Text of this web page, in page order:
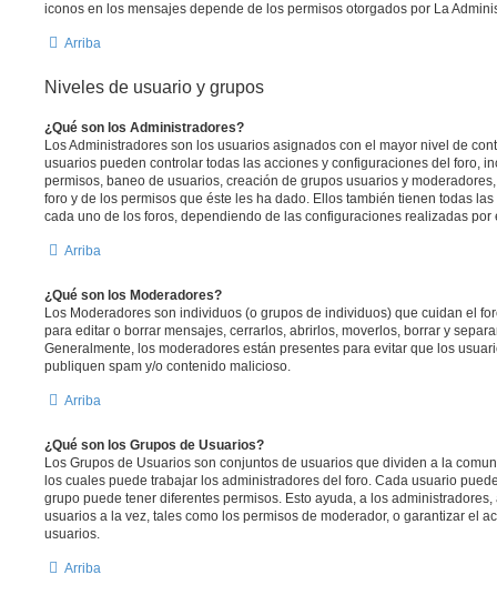
iconos en los mensajes depende de los permisos otorgados por La
Arriba
Niveles de usuario y grupos
¿Qué son los Administradores?
Los Administradores son los usuarios asignados con el mayor nivel de
usuarios pueden controlar todas las acciones y configuraciones del foro,
permisos, baneo de usuarios, creación de grupos usuarios y
foro y de los permisos que éste les ha dado. Ellos también tienen todas
cada uno de los foros, dependiendo de las configuraciones realizadas por
Arriba
¿Qué son los Moderadores?
Los Moderadores son individuos (o grupos de individuos) que cuidan el
para editar o borrar mensajes, cerrarlos, abrirlos, moverlos, borrar y
Generalmente, los moderadores están presentes para evitar que los
publiquen spam y/o contenido malicioso.
Arriba
¿Qué son los Grupos de Usuarios?
Los Grupos de Usuarios son conjuntos de usuarios que dividen a la
los cuales puede trabajar los administradores del foro. Cada usuario
grupo puede tener diferentes permisos. Esto ayuda, a los
usuarios a la vez, tales como los permisos de moderador, o garantizar el
usuarios.
Arriba